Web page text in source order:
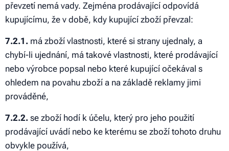
převzetí nemá vady. Zejména prodávající odpovídá
kupujícímu, že v době, kdy kupující zboží převzal:
7.2.1. má zboží vlastnosti, které si strany ujednaly, a
chybí-li ujednání, má takové vlastnosti, které prodávající
nebo výrobce popsal nebo které kupující očekával s
ohledem na povahu zboží a na základě reklamy jimi
prováděné,
7.2.2. se zboží hodí k účelu, který pro jeho použití
prodávající uvádí nebo ke kterému se zboží tohoto druhu
obvykle používá,